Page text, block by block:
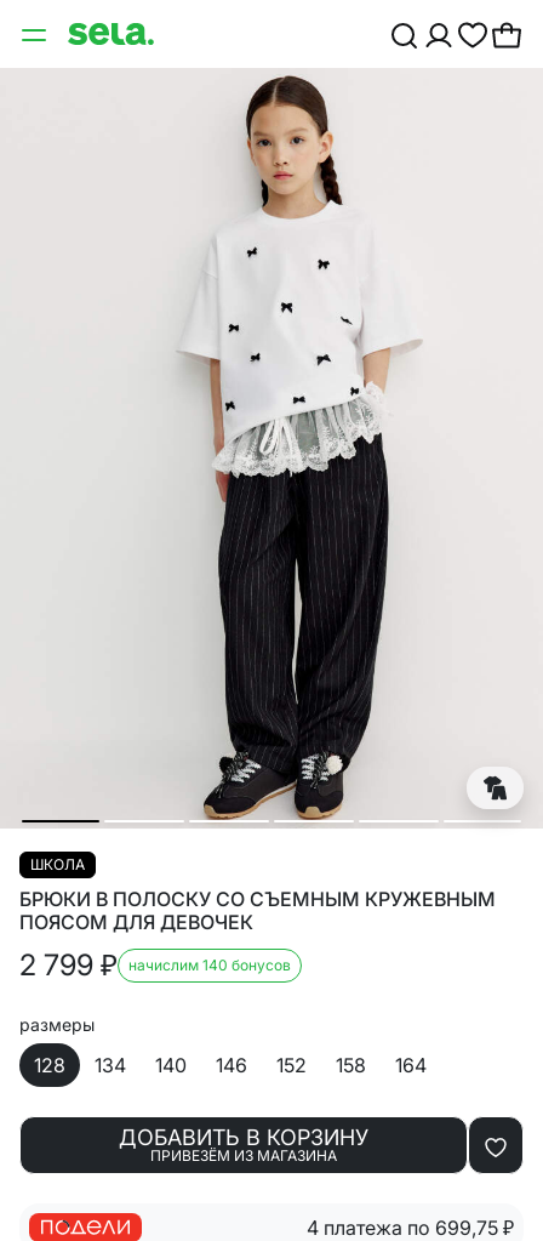
ШКОЛА
БРЮКИ В ПОЛОСКУ СО СЪЕМНЫМ КРУЖЕВНЫМ
ПОЯСОМ ДЛЯ ДЕВОЧЕК
2 799 ₽ начислим 140 бонусов
размеры
128 134 140 146 152 158 164
ДОБАВИТЬ В КОРЗИНУ
ПРИВЕЗЁМ ИЗ МАГАЗИНА
4 платежа по 699,75 ₽